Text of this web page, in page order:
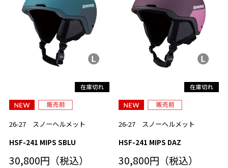
26-27 スノーヘルメット
HSF-241 MIPS SBLU
30,800円（税込）
26-27 スノーヘルメット
HSF-241 MIPS DAZ
30,800円（税込）